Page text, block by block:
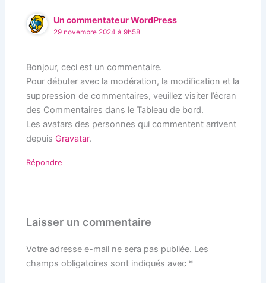
Un commentateur WordPress
29 novembre 2024 à 9h58
Bonjour, ceci est un commentaire.
Pour débuter avec la modération, la modification et la
suppression de commentaires, veuillez visiter l’écran
des Commentaires dans le Tableau de bord.
Les avatars des personnes qui commentent arrivent
depuis Gravatar.
Répondre
Laisser un commentaire
Votre adresse e-mail ne sera pas publiée. Les
champs obligatoires sont indiqués avec *